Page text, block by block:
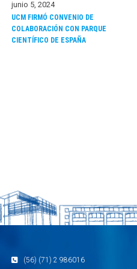
junio 5, 2024
UCM FIRMÓ CONVENIO DE
COLABORACIÓN CON PARQUE
CIENTÍFICO DE ESPAÑA
(56) (71) 2 986016